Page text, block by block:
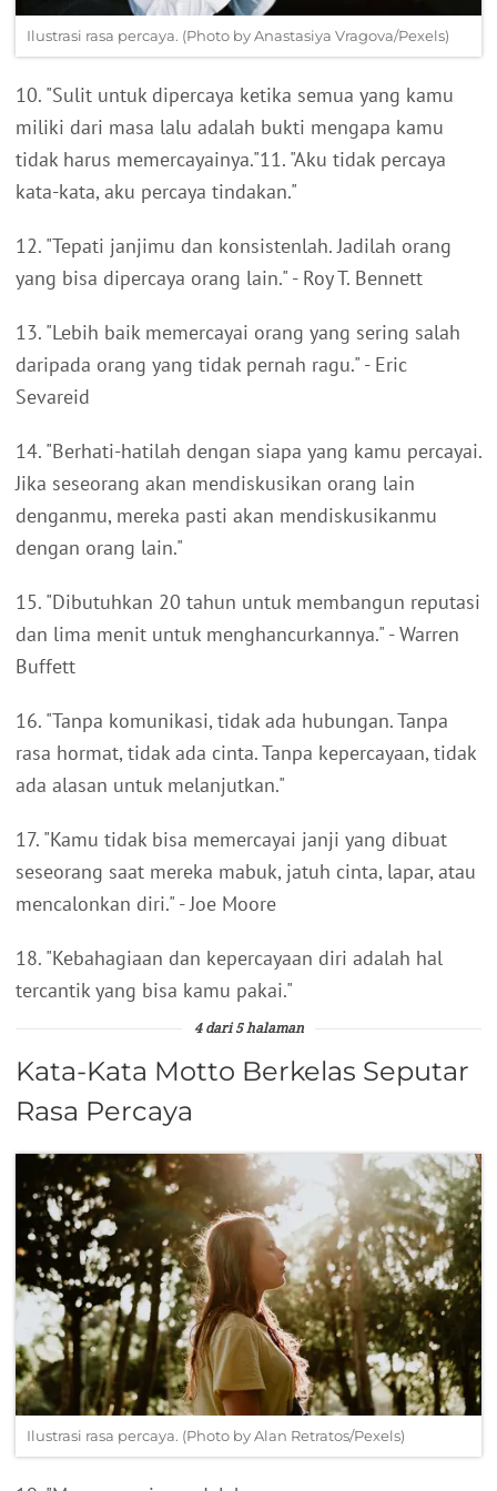
Ilustrasi rasa percaya. (Photo by Anastasiya Vragova/Pexels)
10. "Sulit untuk dipercaya ketika semua yang kamu
miliki dari masa lalu adalah bukti mengapa kamu
tidak harus memercayainya."11. "Aku tidak percaya
kata-kata, aku percaya tindakan."
12. "Tepati janjimu dan konsistenlah. Jadilah orang
yang bisa dipercaya orang lain." - Roy T. Bennett
13. "Lebih baik memercayai orang yang sering salah
daripada orang yang tidak pernah ragu." - Eric
Sevareid
14. "Berhati-hatilah dengan siapa yang kamu percayai.
Jika seseorang akan mendiskusikan orang lain
denganmu, mereka pasti akan mendiskusikanmu
dengan orang lain."
15. "Dibutuhkan 20 tahun untuk membangun reputasi
dan lima menit untuk menghancurkannya." - Warren
Buffett
16. "Tanpa komunikasi, tidak ada hubungan. Tanpa
rasa hormat, tidak ada cinta. Tanpa kepercayaan, tidak
ada alasan untuk melanjutkan."
17. "Kamu tidak bisa memercayai janji yang dibuat
seseorang saat mereka mabuk, jatuh cinta, lapar, atau
mencalonkan diri." - Joe Moore
18. "Kebahagiaan dan kepercayaan diri adalah hal
tercantik yang bisa kamu pakai."
4 dari 5 halaman
Kata-Kata Motto Berkelas Seputar
Rasa Percaya
Ilustrasi rasa percaya. (Photo by Alan Retratos/Pexels)